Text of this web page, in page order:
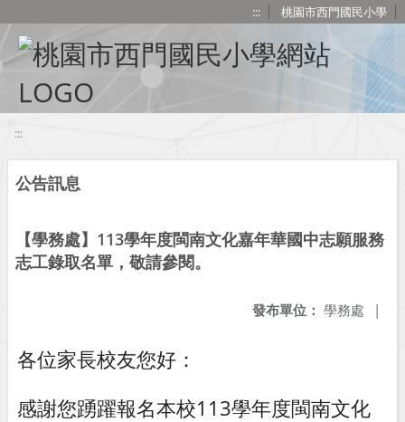
::: 桃園市西門國民小學
:::
公告訊息
【學務處】113學年度閩南文化嘉年華國中志願服務
志工錄取名單，敬請參閱。
發布單位： 學務處 |
各位家長校友您好：
感謝您踴躍報名本校113學年度閩南文化